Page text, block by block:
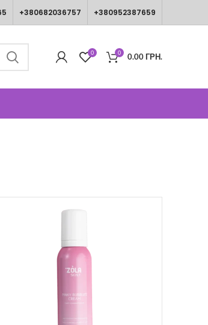
+380682036757 +380952387659
0 0 0.00ГРН.